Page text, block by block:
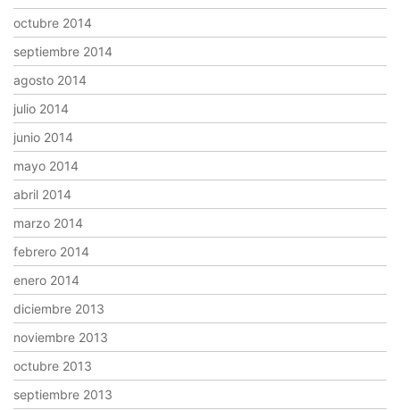
octubre 2014
septiembre 2014
agosto 2014
julio 2014
junio 2014
mayo 2014
abril 2014
marzo 2014
febrero 2014
enero 2014
diciembre 2013
noviembre 2013
octubre 2013
septiembre 2013